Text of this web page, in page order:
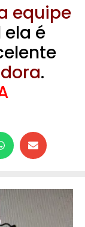
equipe
é
.